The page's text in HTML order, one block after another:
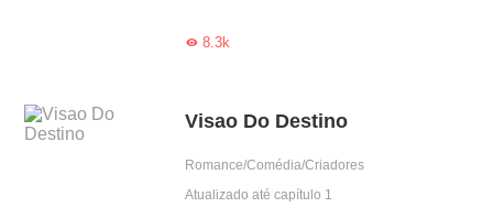
8.3k
Visao Do Destino
Romance/Comédia/Criadores
Atualizado até capítulo 1